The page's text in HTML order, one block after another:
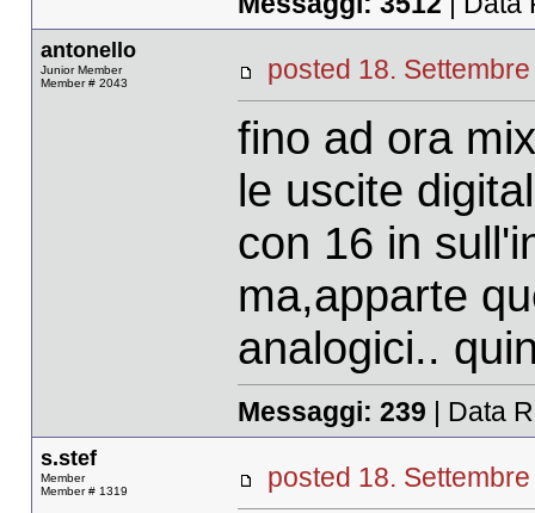
antonello
Junior Member
Member # 2043
posted 18.
fino ad ora
le uscite
con 16 in
ma,apparte
analogici..
Messaggi: 239 | Data
s.stef
Member
Member # 1319
posted 18.